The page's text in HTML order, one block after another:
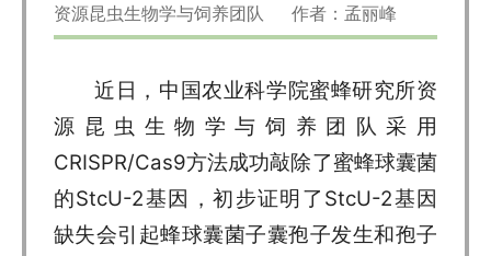
资源昆虫生物学与饲养团队 作者：孟丽峰
近日，中国农业科学院蜜蜂研究所资
源昆虫生物学与饲养团队采用
CRISPR/Cas9方法成功敲除了蜜蜂球囊菌
的StcU-2基因，初步证明了StcU-2基因
缺失会引起蜂球囊菌子囊孢子发生和孢子